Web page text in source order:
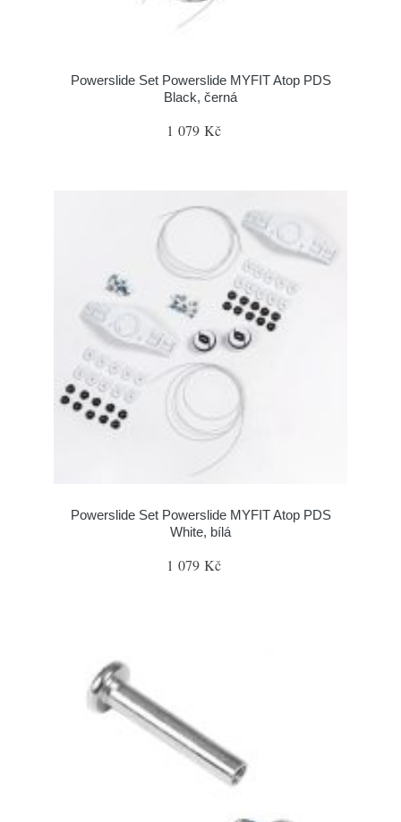
Powerslide Set Powerslide MYFIT Atop PDS
Black, černá
1 079 Kč
Powerslide Set Powerslide MYFIT Atop PDS
White, bílá
1 079 Kč